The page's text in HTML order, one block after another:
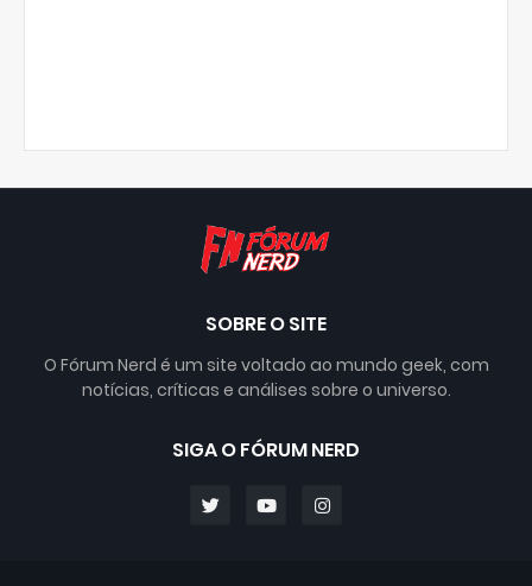
SOBRE O SITE
O Fórum Nerd é um site voltado ao mundo geek, com
notícias, críticas e análises sobre o universo.
SIGA O FÓRUM NERD